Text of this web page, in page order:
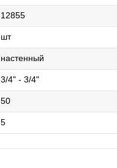
12855
шт
настенный
3/4" - 3/4"
50
5